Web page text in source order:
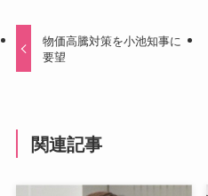
物価高騰対策を小池知事に
要望
関連記事